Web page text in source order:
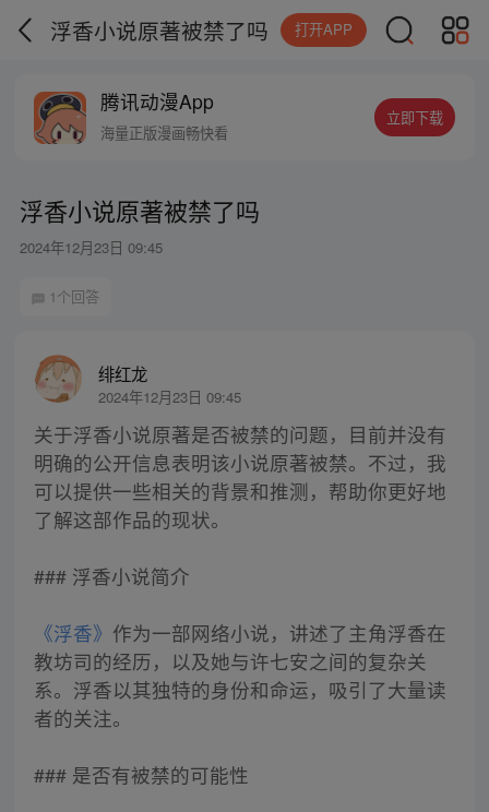
浮香小说原著被禁了吗 打开APP
腾讯动漫App
海量正版漫画畅快看
立即下载
浮香小说原著被禁了吗
2024年12月23日 09:45
1个回答
绯红龙
2024年12月23日 09:45
关于浮香小说原著是否被禁的问题，目前并没有
明确的公开信息表明该小说原著被禁。不过，我
可以提供一些相关的背景和推测，帮助你更好地
了解这部作品的现状。
### 浮香小说简介
《浮香》 作为一部网络小说，讲述了主角浮香在
教坊司的经历，以及她与许七安之间的复杂关
系。浮香以其独特的身份和命运，吸引了大量读
者的关注。
### 是否有被禁的可能性